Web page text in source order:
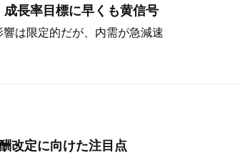
成長率目標に早くも黄信号
は限定的だが、内需が急減速
改定に向けた注目点